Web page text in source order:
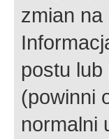
zmian
postu
(powinni
normalni